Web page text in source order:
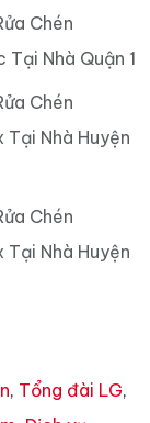
Chén
Tại Nhà Quận 1
Chén
Tại Nhà Huyện
Chén
Tại Nhà Huyện
, Tổng đài LG,